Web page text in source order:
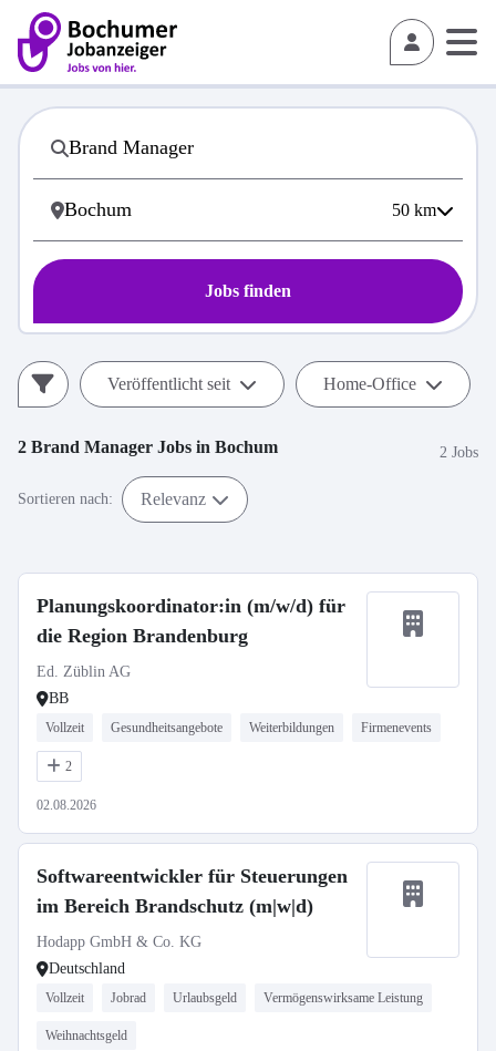
50 km
Jobs finden
Veröffentlicht seit Home-Office
2 Brand Manager Jobs in Bochum 2 Jobs
Sortieren nach: Relevanz
Planungskoordinator:in (m/w/d) für
die Region Brandenburg
Ed. Züblin AG
BB
Vollzeit Gesundheitsangebote Weiterbildungen Firmenevents
2
02.08.2026
Softwareentwickler für Steuerungen
im Bereich Brandschutz (m|w|d)
Hodapp GmbH & Co. KG
Deutschland
Vollzeit Jobrad Urlaubsgeld Vermögenswirksame Leistung
Weihnachtsgeld